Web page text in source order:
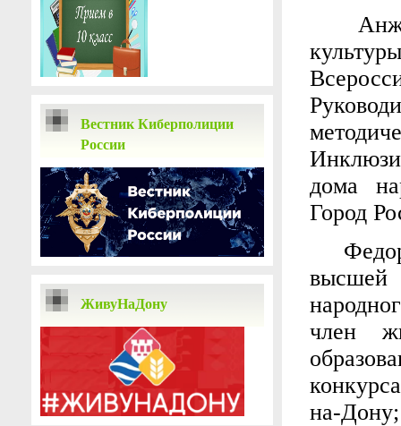
Вестник Киберполиции
России
ЖивуНаДону
дома
Город
член
на-Дону;